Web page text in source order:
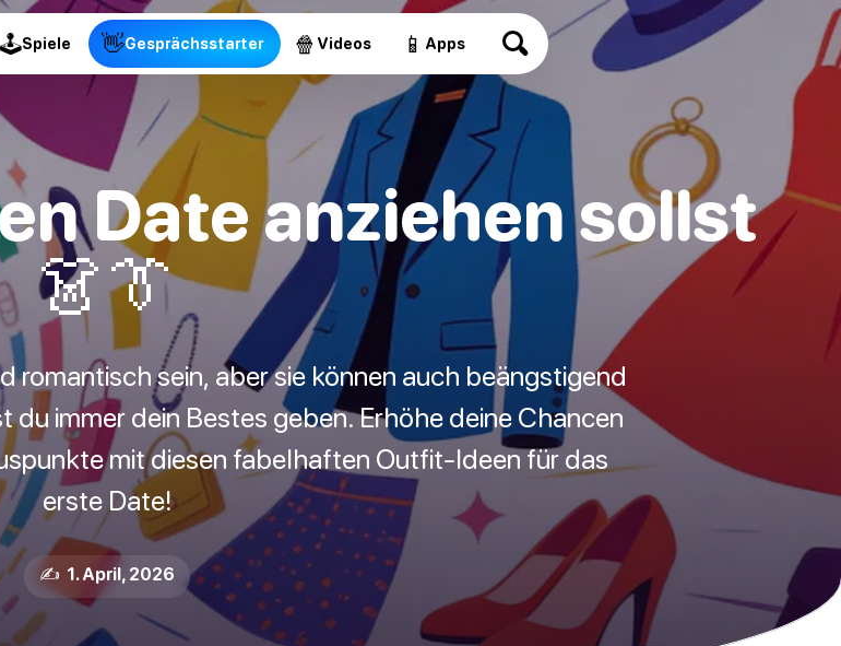
🕹Spiele 👋Gesprächsstarter 🍿 Videos 📱 Apps
Date anziehen sollst
👗👔
romantisch sein, aber sie können auch beängstigend
immer dein Bestes geben. Erhöhe deine Chancen
mit diesen fabelhaften Outfit-Ideen für das
erste Date!
✍️ 1. April, 2026